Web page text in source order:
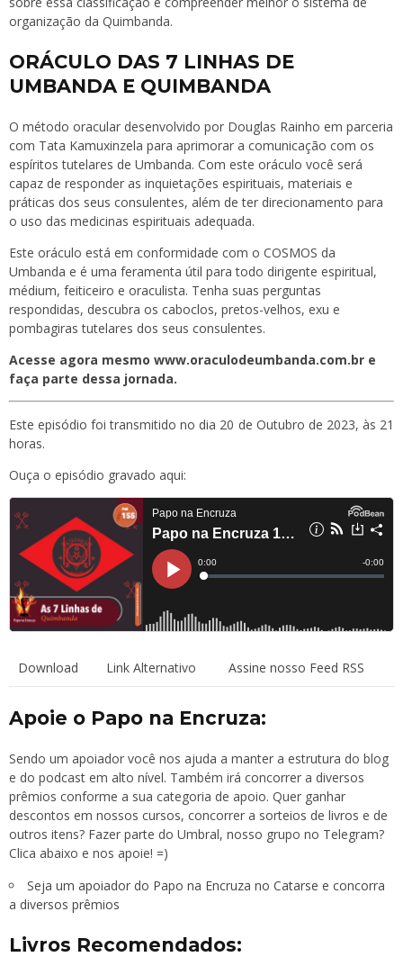
organização da Quimbanda.
ORÁCULO DAS 7 LINHAS DE
UMBANDA E QUIMBANDA
O método oracular desenvolvido por Douglas Rainho em parceria
com Tata Kamuxinzela para aprimorar a comunicação com os
espíritos tutelares de Umbanda. Com este oráculo você será
capaz de responder as inquietações espirituais, materiais e
práticas dos seus consulentes, além de ter direcionamento para
o uso das medicinas espirituais adequada.
Este oráculo está em conformidade com o COSMOS da
Umbanda e é uma feramenta útil para todo dirigente espiritual,
médium, feiticeiro e oraculista. Tenha suas perguntas
respondidas, descubra os caboclos, pretos-velhos, exu e
pombagiras tutelares dos seus consulentes.
Acesse agora mesmo www.oraculodeumbanda.com.br e
faça parte dessa jornada.
Este episódio foi transmitido no dia 20 de Outubro de 2023, às 21
horas.
Ouça o episódio gravado aqui:
Download Link Alternativo Assine nosso Feed RSS
Apoie o Papo na Encruza:
Sendo um apoiador você nos ajuda a manter a estrutura do blog
e do podcast em alto nível. Também irá concorrer a diversos
prêmios conforme a sua categoria de apoio. Quer ganhar
descontos em nossos cursos, concorrer a sorteios de livros e de
outros itens? Fazer parte do Umbral, nosso grupo no Telegram?
Clica abaixo e nos apoie! =)
Seja um apoiador do Papo na Encruza no Catarse e concorra
a diversos prêmios
Livros Recomendados: